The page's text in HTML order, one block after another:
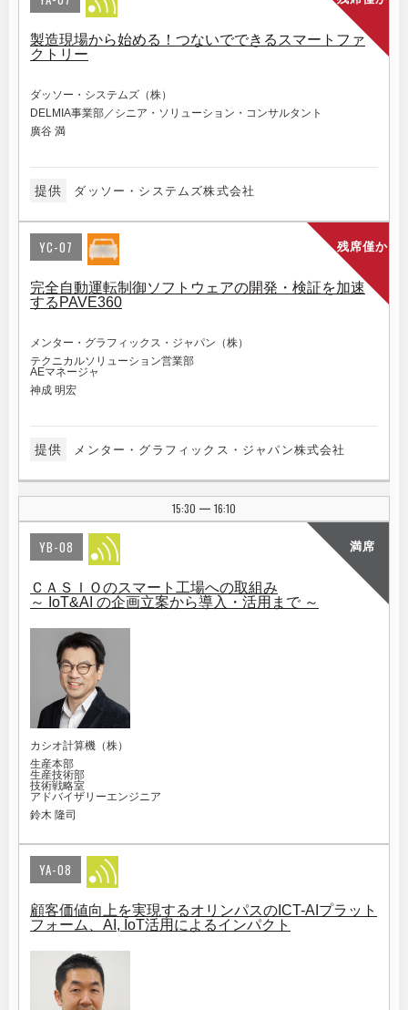
製造現場から始める！つないでできるスマートファ
クトリー
ダッソー・システムズ（株）
DELMIA事業部／シニア・ソリューション・コンサルタント
廣谷 満
提供 ダッソー・システムズ株式会社
残席僅か
YC-07
完全自動運転制御ソフトウェアの開発・検証を加速
するPAVE360
メンター・グラフィックス・ジャパン（株）
テクニカルソリューション営業部
AEマネージャ
神成 明宏
提供 メンター・グラフィックス・ジャパン株式会社
15:30 | 16:10
満席
YB-08
ＣＡＳＩＯのスマート工場への取組み
～ IoT&AI の企画立案から導入・活用まで ～
カシオ計算機（株）
生産本部
生産技術部
技術戦略室
アドバイザリーエンジニア
鈴木 隆司
YA-08
顧客価値向上を実現するオリンパスのICT-AIプラット
フォーム、AI, IoT活用によるインパクト